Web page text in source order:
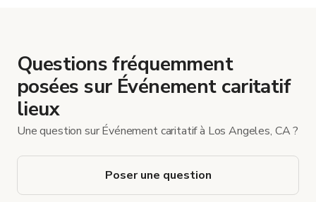
Questions fréquemment
posées sur Événement caritatif
lieux
Une question sur Événement caritatif à Los Angeles, CA ?
Poser une question